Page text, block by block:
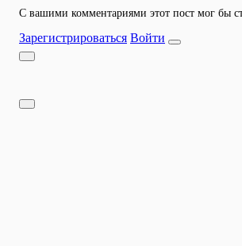
С вашими комментариями этот пост мог бы
Зарегистрироваться Войти